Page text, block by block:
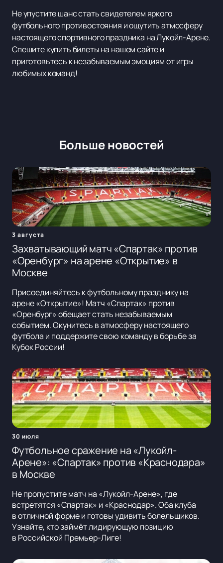
Не упустите шанс стать свидетелем яркого
футбольного противостояния и ощутить атмосферу
настоящего спортивного праздника на Лукойл-Арене.
Спешите купить билеты на нашем сайте и
приготовьтесь к незабываемым эмоциям от игры
любимых команд!
Больше новостей
3 августа
Захватывающий матч «Спартак» против
«Оренбург» на арене «Открытие» в
Москве
Присоединяйтесь к футбольному празднику на
арене «Открытие»! Матч «Спартак» против
«Оренбург» обещает стать незабываемым
событием. Окунитесь в атмосферу настоящего
футбола и поддержите свою команду в борьбе за
Кубок России!
30 июля
Футбольное сражение на «Лукойл-
Арене»: «Спартак» против «Краснодара»
в Москве
Не пропустите матч на «Лукойл-Арене», где
встретятся «Спартак» и «Краснодар». Оба клуба
в отличной форме и готовы удивить болельщиков.
Узнайте, кто займёт лидирующую позицию
в Российской Премьер-Лиге!